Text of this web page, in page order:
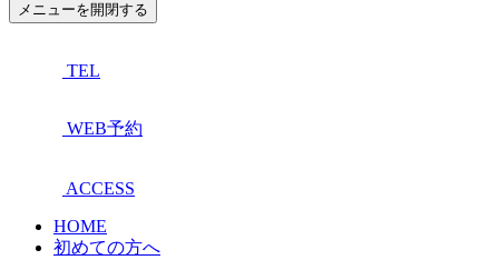
メニューを開閉する
TEL
WEB予約
ACCESS
HOME
初めての方へ